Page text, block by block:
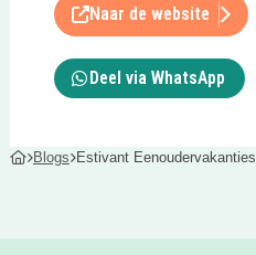
Naar de website
Deel via WhatsApp
Blogs Estivant Eenoudervakanties